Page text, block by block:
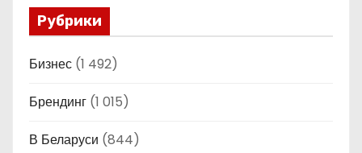
Рубрики
Бизнес (1 492)
Брендинг (1 015)
В Беларуси (844)